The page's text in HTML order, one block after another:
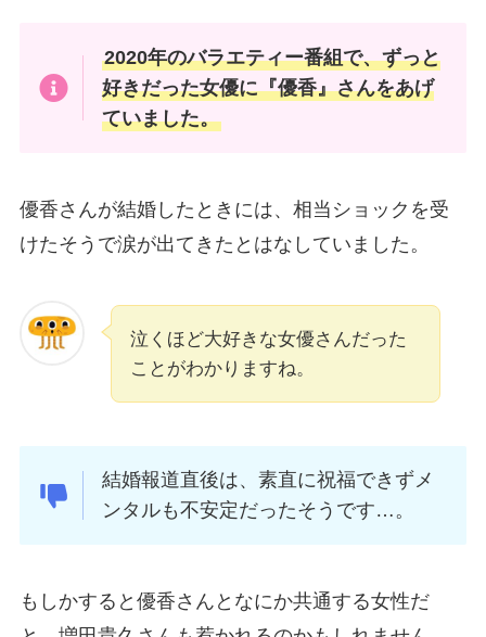
2020年のバラエティー番組で、ずっと
好きだった女優に『優香』さんをあげ
ていました。
優香さんが結婚したときには、相当ショックを受
けたそうで涙が出てきたとはなしていました。
泣くほど大好きな女優さんだった
ことがわかりますね。
結婚報道直後は、素直に祝福できずメ
ンタルも不安定だったそうです…。
もしかすると優香さんとなにか共通する女性だ